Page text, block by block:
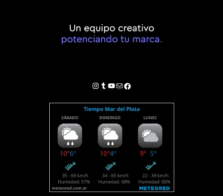
Instagram
Tumblr
YouTube
Correo electrónico
Facebook